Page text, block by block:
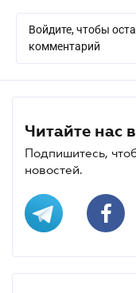
Войдите, чтобы
комментарий
Читайте нас
Подпишитесь,
новостей.